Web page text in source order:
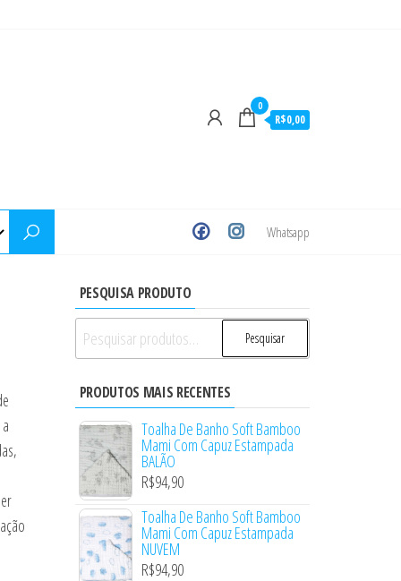
0
R$0,00
Whatsapp
PESQUISA PRODUTO
Pesquisar
por:
Pesquisar
PRODUTOS MAIS RECENTES
Toalha De Banho Soft Bamboo
Mami Com Capuz Estampada
BALÃO
R$94,90
Toalha De Banho Soft Bamboo
Mami Com Capuz Estampada
NUVEM
R$94,90